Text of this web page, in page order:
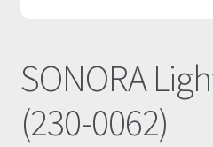
SONORA
(230-0062)